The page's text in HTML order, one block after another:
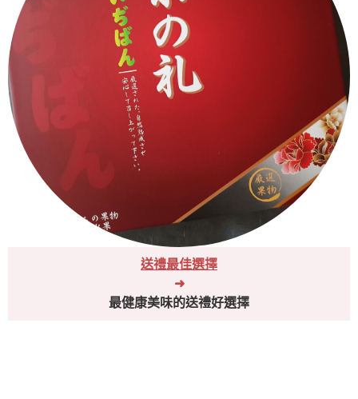
送禮最佳選擇
➜
最健康美味的送禮好選擇